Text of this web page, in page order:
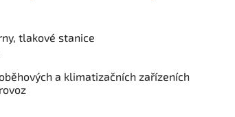
tlakové stanice
a klimatizačních zařízeních